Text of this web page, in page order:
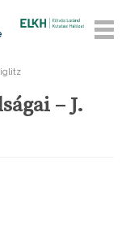
– J.